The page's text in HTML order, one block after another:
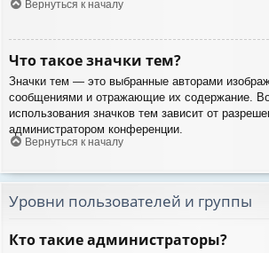
Вернуться к началу
Что такое значки тем?
Значки тем — это выбранные авторами
сообщениями и отражающие их содержание.
использования значков тем зависит от
администратором конференции.
Вернуться к началу
Уровни пользователей и группы
Кто такие администраторы?